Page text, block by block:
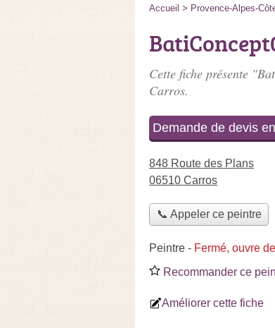
Accueil > Provence-Alpes-
Cette fiche présente
Carros.
Demande de devis
848 Route des Plans
06510 Carros
📞 Appeler ce peintre
Peintre - Fermé, ouvre
Recommander ce
Améliorer cette fiche